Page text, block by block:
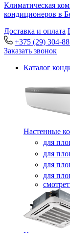
Климатическая
кондиционеров в
Доставка и оплата
+375 (29) 304-
Заказать звонок
Каталог
Настенные
для
для
для
для